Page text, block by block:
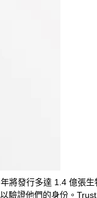
將發行多達 1.4 億張
證他們的身份。